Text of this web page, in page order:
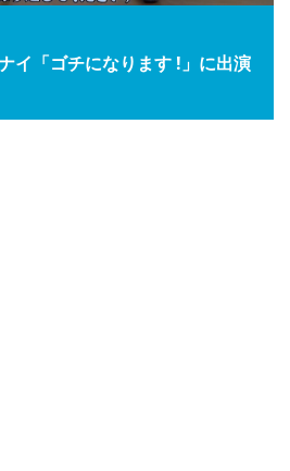
イ「ゴチになります !」に出演